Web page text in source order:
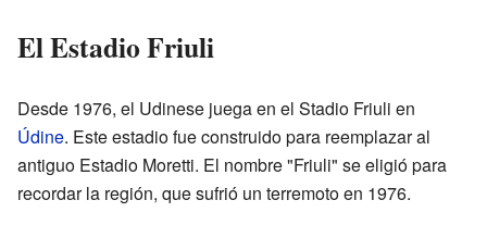
El Estadio Friuli
Desde 1976, el Udinese juega en el Stadio Friuli en
Údine. Este estadio fue construido para reemplazar al
antiguo Estadio Moretti. El nombre "Friuli" se eligió para
recordar la región, que sufrió un terremoto en 1976.